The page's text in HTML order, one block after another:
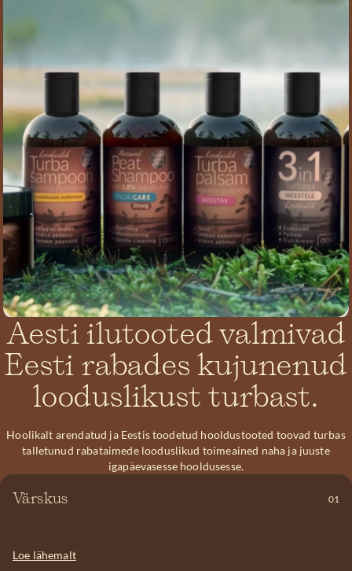
Aesti ilutooted valmivad
Eesti rabades kujunenud
looduslikust turbast.
Hoolikalt arendatud ja Eestis toodetud hooldustooted toovad turbas
talletunud rabataimede looduslikud toimeained naha ja juuste
igapäevasesse hooldusesse.
Värskus 01
Turvas sisaldab looduslikke vitamiine ja mineraale, mis toidavad
Loe lähemalt